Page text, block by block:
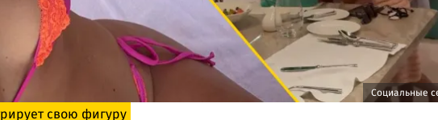
Социальные
свою фигуру